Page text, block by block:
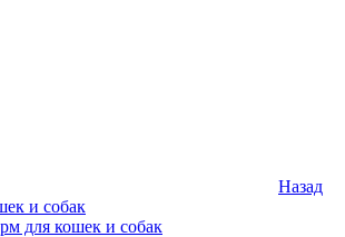
Назад
и собак
для кошек и собак